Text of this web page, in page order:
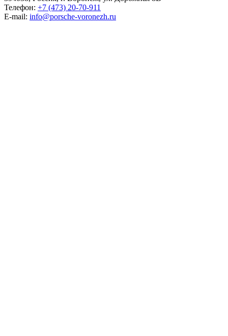
Телефон: +7 (473) 20-70-911
E-mail: info@porsche-voronezh.ru